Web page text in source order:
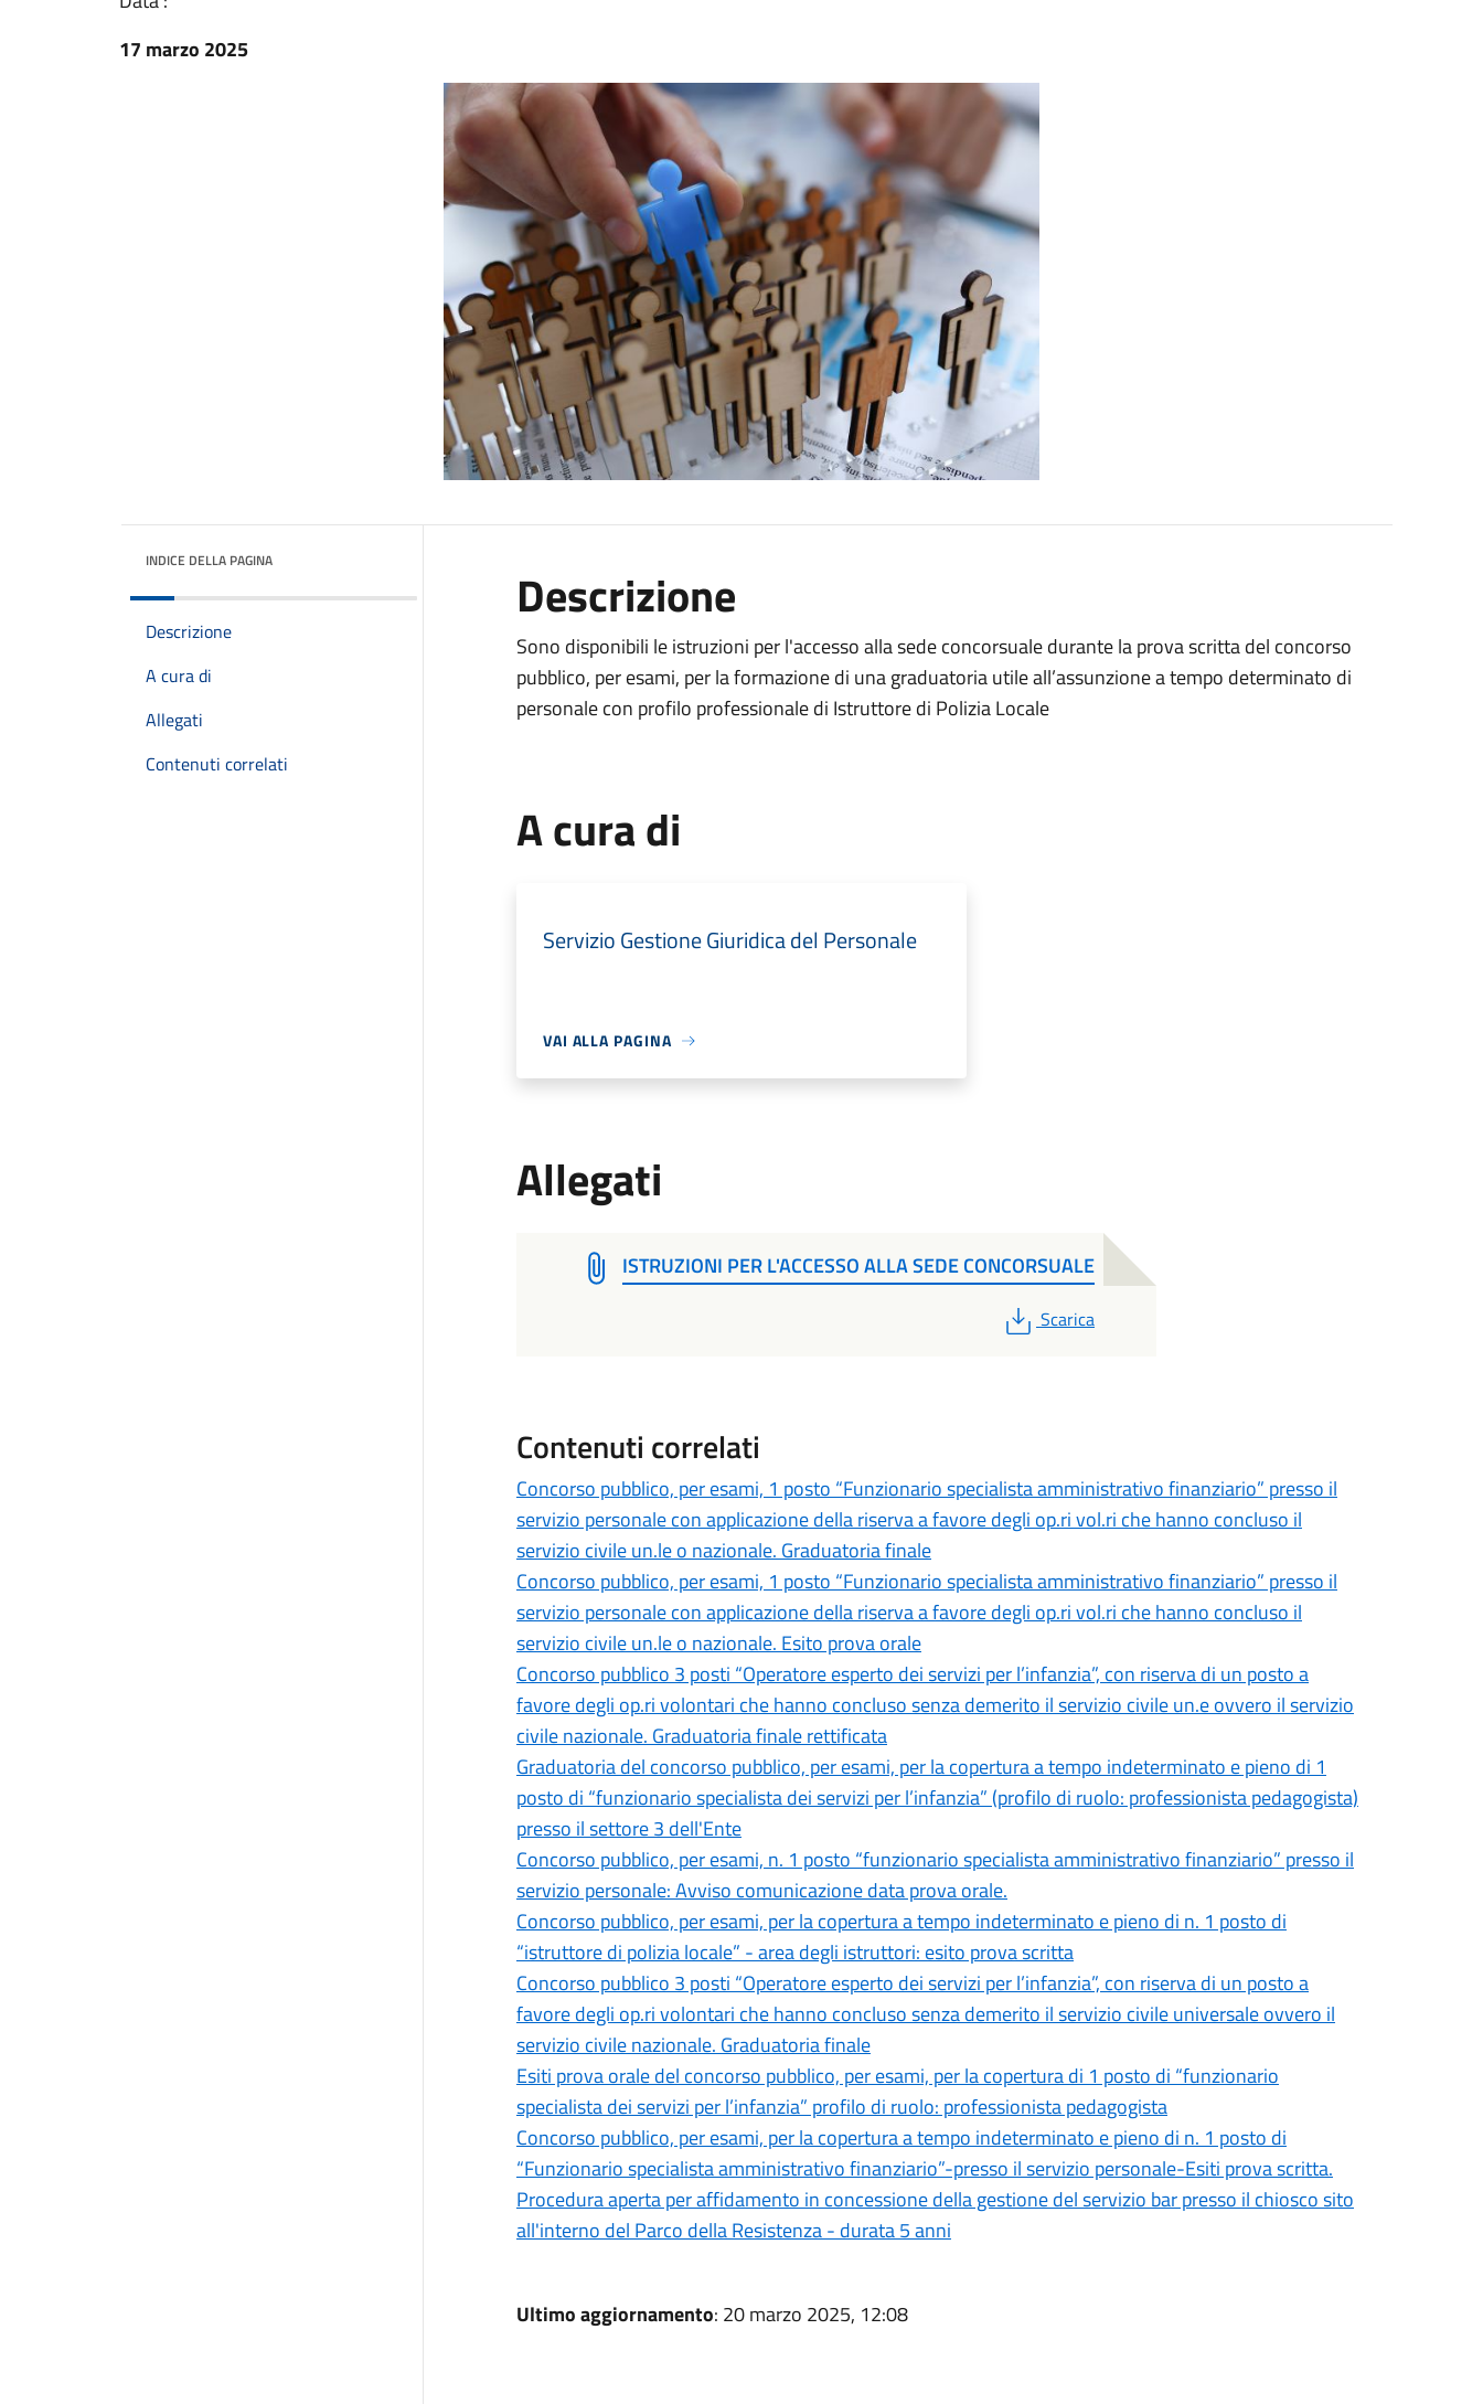
17 marzo 2025
INDICE DELLA PAGINA
Descrizione
A cura di
Allegati
Contenuti correlati
Descrizione
Sono disponibili le istruzioni per l'accesso alla sede concorsuale durante la prova scritta del concorso
pubblico, per esami, per la formazione di una graduatoria utile all’assunzione a tempo determinato di
personale con profilo professionale di Istruttore di Polizia Locale
A cura di
Servizio Gestione Giuridica del Personale
VAI ALLA PAGINA
Allegati
ISTRUZIONI PER L'ACCESSO ALLA SEDE CONCORSUALE
PDF
Scarica
Contenuti correlati
Concorso pubblico, per esami, 1 posto “Funzionario specialista amministrativo finanziario” presso il
servizio personale con applicazione della riserva a favore degli op.ri vol.ri che hanno concluso il
servizio civile un.le o nazionale. Graduatoria finale
Concorso pubblico, per esami, 1 posto “Funzionario specialista amministrativo finanziario” presso il
servizio personale con applicazione della riserva a favore degli op.ri vol.ri che hanno concluso il
servizio civile un.le o nazionale. Esito prova orale
Concorso pubblico 3 posti “Operatore esperto dei servizi per l’infanzia”, con riserva di un posto a
favore degli op.ri volontari che hanno concluso senza demerito il servizio civile un.e ovvero il servizio
civile nazionale. Graduatoria finale rettificata
Graduatoria del concorso pubblico, per esami, per la copertura a tempo indeterminato e pieno di 1
posto di “funzionario specialista dei servizi per l’infanzia” (profilo di ruolo: professionista pedagogista)
presso il settore 3 dell'Ente
Concorso pubblico, per esami, n. 1 posto “funzionario specialista amministrativo finanziario” presso il
servizio personale: Avviso comunicazione data prova orale.
Concorso pubblico, per esami, per la copertura a tempo indeterminato e pieno di n. 1 posto di
“istruttore di polizia locale” - area degli istruttori: esito prova scritta
Concorso pubblico 3 posti “Operatore esperto dei servizi per l’infanzia”, con riserva di un posto a
favore degli op.ri volontari che hanno concluso senza demerito il servizio civile universale ovvero il
servizio civile nazionale. Graduatoria finale
Esiti prova orale del concorso pubblico, per esami, per la copertura di 1 posto di “funzionario
specialista dei servizi per l’infanzia” profilo di ruolo: professionista pedagogista
Concorso pubblico, per esami, per la copertura a tempo indeterminato e pieno di n. 1 posto di
“Funzionario specialista amministrativo finanziario”-presso il servizio personale-Esiti prova scritta.
Procedura aperta per affidamento in concessione della gestione del servizio bar presso il chiosco sito
all'interno del Parco della Resistenza - durata 5 anni
Ultimo aggiornamento: 20 marzo 2025, 12:08